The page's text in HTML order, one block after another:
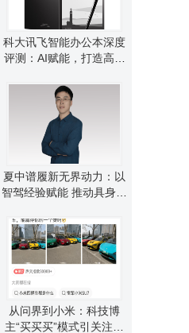
科大讯飞智能办公本深度
评测：AI赋能，打造高效
夏中谱履新无界动力：以
智驾经验赋能 推动具身智
从问界到小米：科技博
主“买买买”模式引关注，